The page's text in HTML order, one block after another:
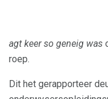
agt keer so geneig was
roep.
Dit het gerapporteer